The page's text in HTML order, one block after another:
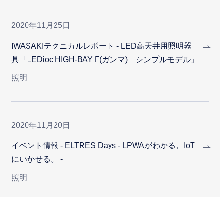
2020年11月25日
IWASAKIテクニカルレポート - LED高天井用照明器
具「LEDioc HIGH-BAY Γ(ガンマ) シンプルモデル」
照明
2020年11月20日
イベント情報 - ELTRES Days - LPWAがわかる。IoT
にいかせる。 -
照明